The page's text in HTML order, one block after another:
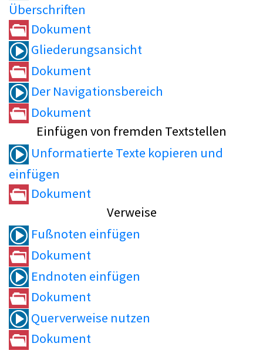
Überschriften
Dokument
Gliederungsansicht
Dokument
Der Navigationsbereich
Dokument
Einfügen von fremden Textstellen
Unformatierte Texte kopieren und
einfügen
Dokument
Verweise
Fußnoten einfügen
Dokument
Endnoten einfügen
Dokument
Querverweise nutzen
Dokument